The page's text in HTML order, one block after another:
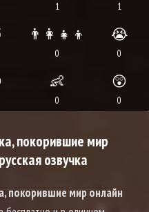
1 1
👨‍👩‍👧‍👦
0
😭
0
👶
0
😲
0
покорившие мир
озвучка
покорившие мир онлайн